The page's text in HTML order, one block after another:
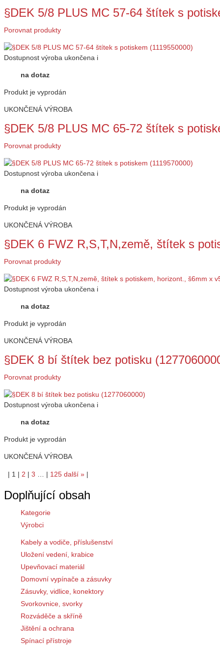
§DEK 5/8 PLUS MC 57-64 štítek s
Porovnat produkty
Dostupnost výroba ukončena i
na dotaz
Produkt je vyprodán
UKONČENÁ VÝROBA
§DEK 5/8 PLUS MC 65-72 štítek s
Porovnat produkty
Dostupnost výroba ukončena i
na dotaz
Produkt je vyprodán
UKONČENÁ VÝROBA
§DEK 6 FWZ R,S,T,N,země, štítek s
Porovnat produkty
Dostupnost výroba ukončena i
na dotaz
Produkt je vyprodán
UKONČENÁ VÝROBA
§DEK 8 bí štítek bez potisku
Porovnat produkty
Dostupnost výroba ukončena i
na dotaz
Produkt je vyprodán
UKONČENÁ VÝROBA
| 1 | 2 | 3 | 125 další » |
Doplňující obsah
Kategorie
Výrobci
Kabely a vodiče, příslušenství
Uložení vedení, krabice
Upevňovací materiál
Domovní vypínače a zásuvky
Zásuvky, vidlice, konektory
Svorkovnice, svorky
Rozváděče a skříně
Jištění a ochrana
Spínací přístroje